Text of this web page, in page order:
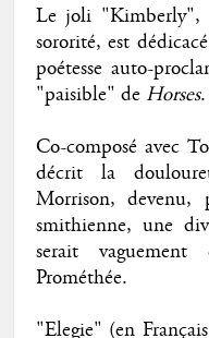
Le joli "Kimberly",
sororité, est
poétesse auto-
"paisible" de Horses.
Co-composé avec
décrit la
Morrison,
smithienne, une
serait
Prométhée.
"Elegie" (en